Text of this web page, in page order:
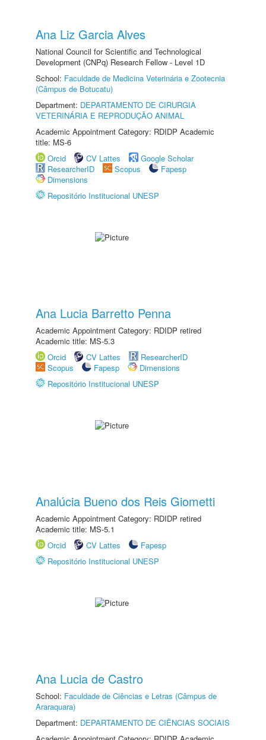
Ana Liz Garcia Alves
National Council for Scientific and Technological
Development (CNPq) Research Fellow - Level 1D
School: Faculdade de Medicina Veterinária e Zootecnia
(Câmpus de Botucatu)
Department: DEPARTAMENTO DE CIRURGIA
VETERINÁRIA E REPRODUÇÃO ANIMAL
Academic Appointment Category: RDIDP Academic
title: MS-6
Orcid
CV Lattes
Google Scholar
ResearcherID
Scopus
Fapesp
Dimensions
Repositório Institucional UNESP
Ana Lucia Barretto Penna
Academic Appointment Category: RDIDP retired
Academic title: MS-5.3
Orcid
CV Lattes
ResearcherID
Scopus
Fapesp
Dimensions
Repositório Institucional UNESP
Analúcia Bueno dos Reis Giometti
Academic Appointment Category: RDIDP retired
Academic title: MS-5.1
Orcid
CV Lattes
Fapesp
Repositório Institucional UNESP
Ana Lucia de Castro
School: Faculdade de Ciências e Letras (Câmpus de
Araraquara)
Department: DEPARTAMENTO DE CIÊNCIAS SOCIAIS